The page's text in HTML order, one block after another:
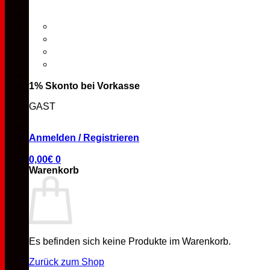
1% Skonto bei Vorkasse
GAST
Anmelden / Registrieren
0,00€ 0
Warenkorb
Es befinden sich keine Produkte im Warenkorb.
Zurück zum Shop